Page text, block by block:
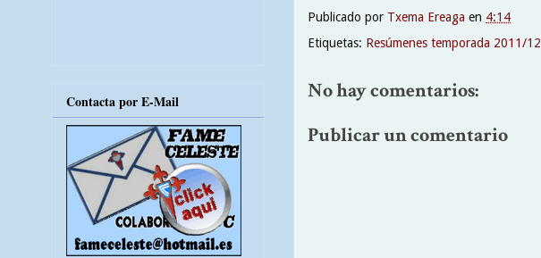
Publicado por Txema Ereaga en 4:14
Etiquetas: Resúmenes temporada 2011/12
No hay comentarios:
Publicar un comentario
Contacta por E-Mail